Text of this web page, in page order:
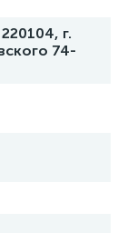
г.
74-